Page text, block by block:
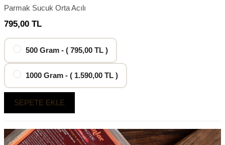
Parmak Sucuk Orta Acılı
795,00 TL
500 Gram - ( 795,00 TL )
1000 Gram - ( 1.590,00 TL )
SEPETE EKLE